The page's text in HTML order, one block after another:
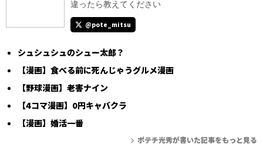
違ったら教えてください
@pote_mitsu
シュシュシュのシュー太郎？
【漫画】食べる前に死んじゃうグルメ漫画
【野球漫画】老害ナイン
【4コマ漫画】0円キャバクラ
【漫画】婚活一番
ポテチ光秀が書いた記事をもっと見る